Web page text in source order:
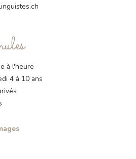
à l'heure
4 à 10 ans